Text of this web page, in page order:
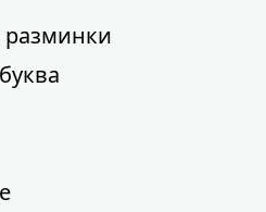
разминки